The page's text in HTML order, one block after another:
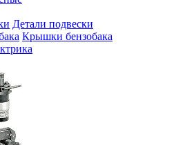
Детали подвески
Крышки бензобака